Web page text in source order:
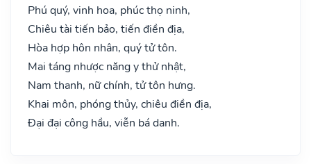
Phú quý, vinh hoa, phúc thọ ninh,
Chiêu tài tiến bảo, tiến điền địa,
Hòa hợp hôn nhân, quý tử tôn.
Mai táng nhược năng y thử nhật,
Nam thanh, nữ chính, tử tôn hưng.
Khai môn, phóng thủy, chiêu điền địa,
Đại đại công hầu, viễn bá danh.